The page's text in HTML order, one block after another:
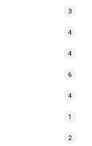
3
4
4
6
4
1
2